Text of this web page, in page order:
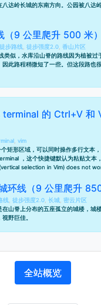
八达岭长城的东南方向。公园被八达
9 公里爬升 500 米）
步路线 徒步强度2.0 香山片区
类似，水库沿山脊的路线因为植被过
此路程稍微短了一些。但这段路也
的 Ctrl+V 和
vim
矩形区域，可以同时操作多行文本
，这个快捷键默认为粘贴文本
selection in Vim) does not
环线（9 公里爬升 850
线 徒步强度2.0 长城 密云片区
山脊上分布的五座孤立的城楼，城
野巨佳。
全站概览